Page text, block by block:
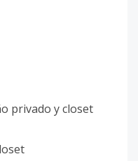
privado y closet